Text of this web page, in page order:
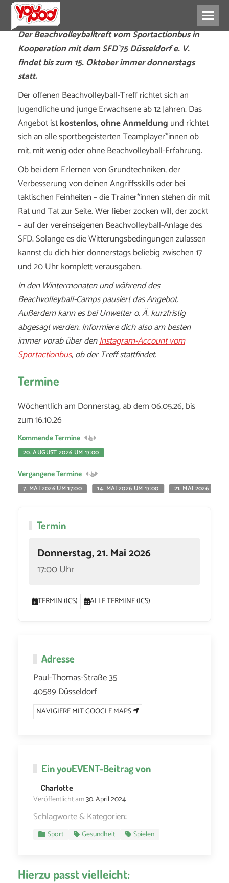
Der Beachvolleyballtreftvom Sportactionbus in
Kooperation mit dem SFD´75 Düsseldorf e. V.
findet bis zum 15. Oktober immer donnerstags
statt.
Der offenen Beachvolleyball-Treff richtet sich an
Jugendliche und junge Erwachsene ab 12 Jahren. Das
Angebot istkostenlos, ohne Anmeldung und richtet
sich an alle sportbegeisterten Teamplayer*innen ob
mit, mit wenig oder ohne Beachvolleyball-Erfahrung.
Ob bei dem Erlernen von Grundtechniken, der
Verbesserung von deinen Angriffsskills oder bei
taktischen Feinheiten – die Trainer*innen stehen dir mit
Rat und Tat zur Seite. Wer lieber zocken will, der zockt
– auf der vereinseigenen Beachvolleyball-Anlage des
SFD. Solange es die Witterungsbedingungen zulassen
kannst du dich hier donnerstags beliebig zwischen 17
und 20 Uhr komplett verausgaben.
In den Wintermonaten und während des
Beachvolleyball-Camps pausiert das Angebot.
Außerdem kann es bei Unwetter o. Ä. kurzfristig
abgesagt werden. Informiere dich also am besten
immer vorab über denInstagram-Account vom
Sportactionbus, ob der Treff stattfindet.
Termine
Wöchentlich am Donnerstag, ab dem 06.05.26, bis
zum 16.10.26
Kommende Termine
20. AUGUST 2026 UM 17:00
Vergangene Termine
7. MAI 2026 UM 17:00
14. MAI 2026 UM 17:00 21. MAI 2026 UM
Termin
Donnerstag, 21. Mai 2026
17:00 Uhr
TERMIN (ICS) ALLE TERMINE (ICS)
Adresse
Paul-Thomas-Straße 35
40589 Düsseldorf
NAVIGIERE MIT GOOGLE MAPS
EinyouEVENT-Beitrag von
Charlotte
Veröffentlicht am30. April 2024
Schlagworte & Kategorien:
Sport Gesundheit Spielen
Hierzu passt vielleicht: